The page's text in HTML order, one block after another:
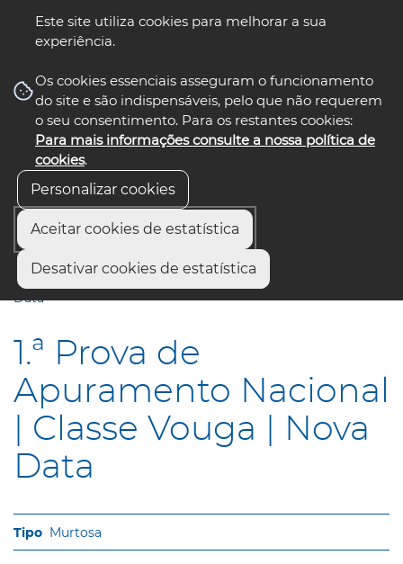
Este site utiliza cookies para melhorar a sua
experiência.
Os cookies essenciais asseguram o funcionamento
do site e são indispensáveis, pelo que não requerem
o seu consentimento. Para os restantes cookies:
Para mais informações consulte a nossa política de
cookies.
Personalizar cookies
Aceitar cookies de estatística
Desativar cookies de estatística
nos select language
Início
1.ª Prova de Apuramento Nacional | Classe Vouga | Nova
Data
1.ª Prova de
Apuramento Nacional
| Classe Vouga | Nova
Data
Murtosa